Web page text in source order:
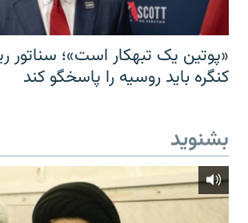
«پوتین یک تبهکار است»؛
کنگره باید روسیه را پاسخگو کند
بشنوید